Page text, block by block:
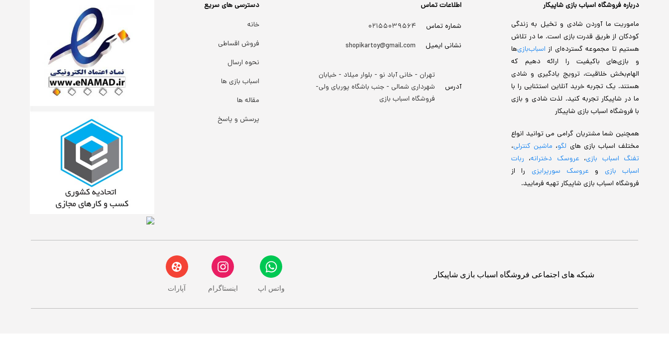
درباره فروشگاه اسباب بازی شاپیکار
ماموریت ما آوردن شادی و تخیل به زندگی
کودکان از طریق قدرت بازی است. ما در تلاش
هستیم تا مجموعه گسترده‌ای از اسباب‌بازی‌ها
و بازی‌های باکیفیت را ارائه دهیم که
الهام‌بخش خلاقیت، ترویج یادگیری و شادی
هستند. یک تجربه خرید آنلاین استثنایی را با
ما در شاپیکار تجربه کنید. لذت شادی و بازی
با فروشگاه اسباب بازی شاپیکار
همچنین شما مشتریان گرامی می توانید انواع
مختلف اسباب بازی های لگو، ماشین کنترلی،
تفنگ اسباب بازی، عروسک دخترانه، ربات
اسباب بازی و عروسک سورپرایزی را از
فروشگاه اسباب بازی شاپیکار تهیه فرمایید.
اطلاعات تماس
شماره تماس
۰۲۱۵۵۰۳۹۵۶۴
نشانی ایمیل
shopikartoy@gmail.com
آدرس
تهران - خانی آباد نو - بلوار میلاد - خیابان
شهرداری شمالی - جنب باشگاه پوریای ولی-
فروشگاه اسباب بازی
دسترسی های سریع
خانه
فروش اقساطی
نحوه ارسال
اسباب بازی ها
مقاله ها
پرسش و پاسخ
شبکه های اجتماعی فروشگاه اسباب بازی شاپیکار
واتس اپ اینستاگرام آپارات